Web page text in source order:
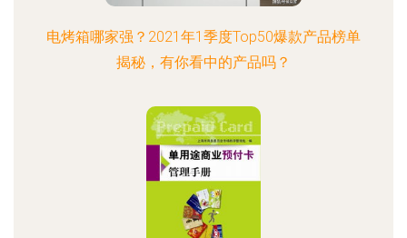
电烤箱哪家强？2021年1季度Top50爆款产品榜单
揭秘，有你看中的产品吗？